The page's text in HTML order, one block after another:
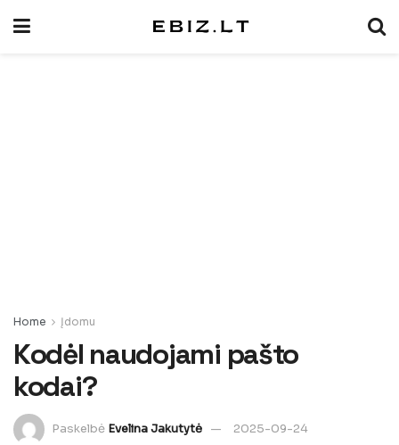
Home Įdomu
Kodėl naudojami pašto
kodai?
Paskelbė Evelina Jakutytė 2025-09-24